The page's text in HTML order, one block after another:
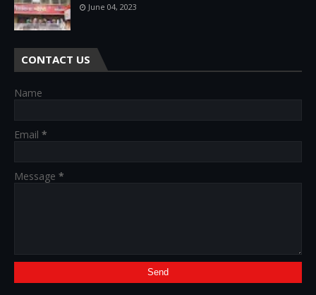
June 04, 2023
CONTACT US
Name
Email *
Message *